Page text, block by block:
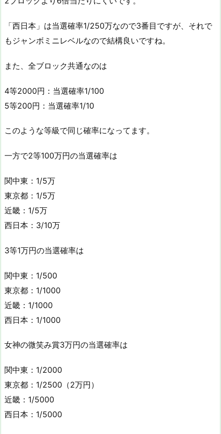
「西日本」は当選確率1/250万なので3番目ですが、それで
もジャンボミニレベルなので結構良いですね。
また、全ブロック共通なのは
4等2000円：当選確率1/100
5等200円：当選確率1/10
このような等級で同じ確率になってます。
一方で2等100万円の当選確率は
関中東：1/5万
東京都：1/5万
近畿：1/5万
西日本：3/10万
3等1万円の当選確率は
関中東：1/500
東京都：1/1000
近畿：1/1000
西日本：1/1000
女神の微笑み賞3万円の当選確率は
関中東：1/2000
東京都：1/2500（2万円）
近畿：1/5000
西日本：1/5000